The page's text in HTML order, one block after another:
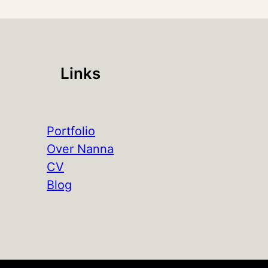
Links
Portfolio
Over Nanna
CV
Blog